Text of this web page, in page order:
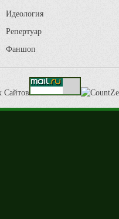
Идеология
Репертуар
Фаншоп